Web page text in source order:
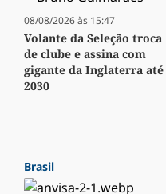
08/08/2026 às 15:47
Volante da Seleção troca
de clube e assina com
gigante da Inglaterra até
2030
Brasil